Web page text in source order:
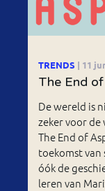
TRENDS | 11
The End
De wereld is
zeker voor de
The End of
toekomst
óók de
leren van